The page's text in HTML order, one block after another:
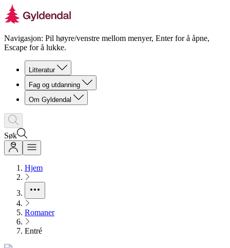
Navigasjon: Pil høyre/venstre mellom menyer, Enter for å åpne,
Escape for å lukke.
Litteratur
Fag og utdanning
Om Gyldendal
Søk
Hjem
Romaner
Entré